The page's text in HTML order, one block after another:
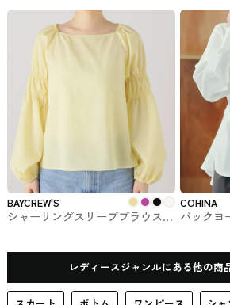
ARROWS #トップス
BAYCREW'S
シャーリングスリーブブラウス
COHINA
バックヨ
レディースジャンルにある他の商